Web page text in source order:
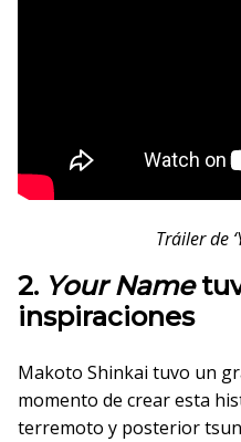
Tráiler de
2. Your Name
inspiraciones
Makoto Shinkai tuvo un
momento de crear esta
terremoto y posterior